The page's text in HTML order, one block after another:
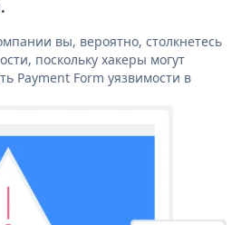
вы, вероятно, столкнетесь
поскольку хакеры могут
Payment Form уязвимости в